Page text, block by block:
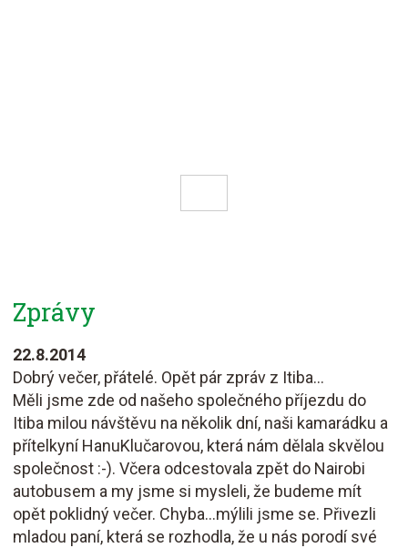
Zprávy
22.8.2014
Dobrý večer, přátelé. Opět pár zpráv z Itiba...
Měli jsme zde od našeho společného příjezdu do
Itiba milou návštěvu na několik dní, naši kamarádku a
přítelkyní HanuKlučarovou, která nám dělala skvělou
společnost :-). Včera odcestovala zpět do Nairobi
autobusem a my jsme si mysleli, že budeme mít
opět poklidný večer. Chyba...mýlili jsme se. Přivezli
mladou paní, která se rozhodla, že u nás porodí své